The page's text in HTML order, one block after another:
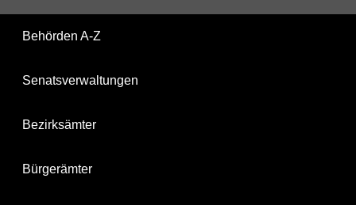
Behörden A-Z
Senatsverwaltungen
Bezirksämter
Bürgerämter